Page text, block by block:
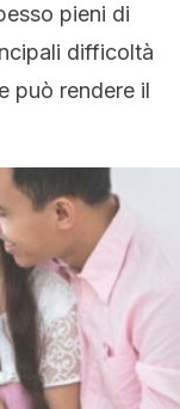
pieni di
difficoltà
può rendere il